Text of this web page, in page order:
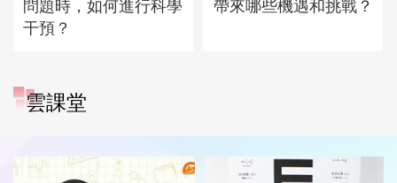
問題時，如何進行科學
干預？
帶來哪些機遇和挑戰？
雲課堂